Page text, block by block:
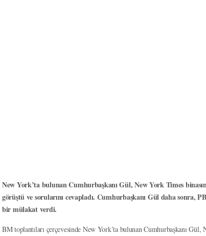
New York’ta bulunan Cumhurbaşkanı Gül, New York Times
görüştü ve sorularını cevapladı. Cumhurbaşkanı Gül daha sonra,
bir mülakat verdi.
BM toplantıları çerçevesinde New York’ta bulunan Cumhurbaşkanı